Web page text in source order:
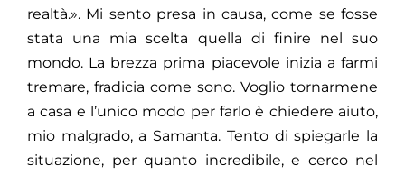
realtà.». Mi sento presa in causa, come se fosse
stata una mia scelta quella di finire nel suo
mondo. La brezza prima piacevole inizia a farmi
tremare, fradicia come sono. Voglio tornarmene
a casa e l’unico modo per farlo è chiedere aiuto,
mio malgrado, a Samanta. Tento di spiegarle la
situazione, per quanto incredibile, e cerco nel